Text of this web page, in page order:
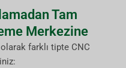
Tam
Merkezine
farklı tipte CNC